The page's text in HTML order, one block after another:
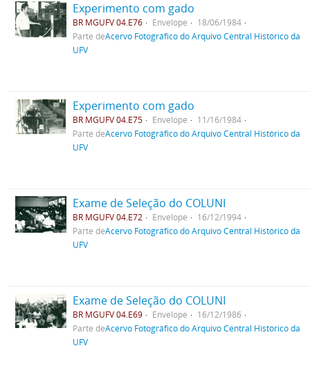
Experimento com gado
BR MGUFV 04.E76 Envelope
18/06/1984
Parte deAcervo Fotográfico do Arquivo Central Histórico da
UFV
Experimento com gado
BR MGUFV 04.E75 Envelope
11/16/1984
Parte deAcervo Fotográfico do Arquivo Central Histórico da
UFV
Exame de Seleção do COLUNI
BR MGUFV 04.E72 Envelope
16/12/1994
Parte deAcervo Fotográfico do Arquivo Central Histórico da
UFV
Exame de Seleção do COLUNI
BR MGUFV 04.E69 Envelope
16/12/1986
Parte deAcervo Fotográfico do Arquivo Central Histórico da
UFV